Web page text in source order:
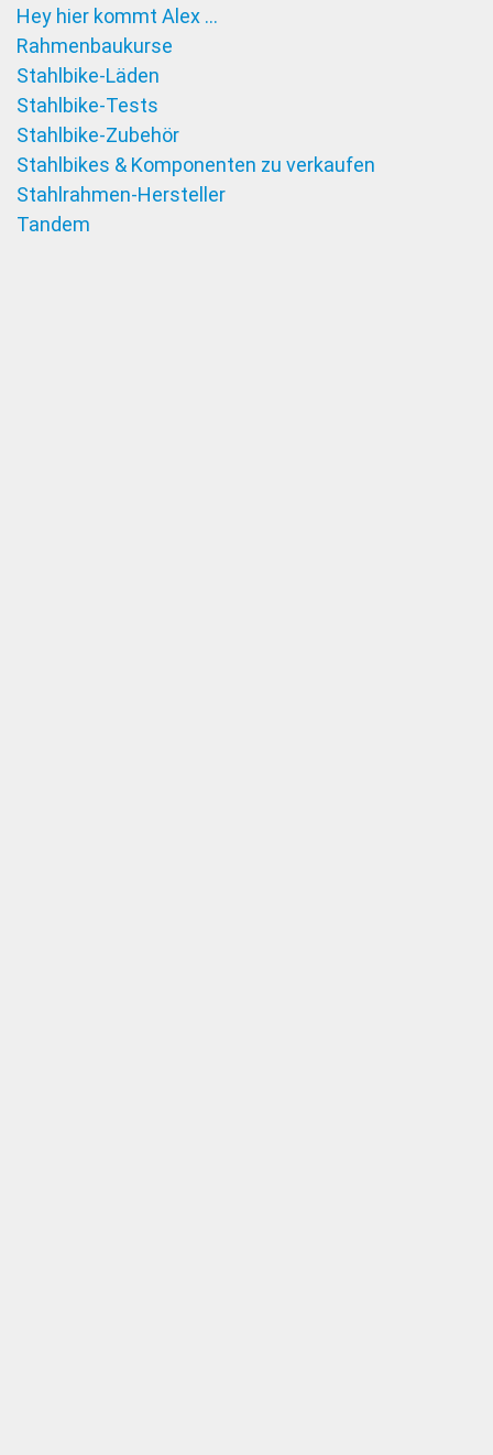
Hey hier kommt Alex …
Rahmenbaukurse
Stahlbike-Läden
Stahlbike-Tests
Stahlbike-Zubehör
Stahlbikes & Komponenten zu verkaufen
Stahlrahmen-Hersteller
Tandem